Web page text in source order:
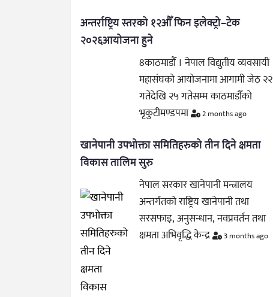
अन्तर्राष्ट्रिय स्तरको १२औँ फिन इलेक्ट्रो–टेक
२०२६आयोजना हुने
8काठमाडौँ । नेपाल विद्युतीय व्यवसायी
महासंघको आयोजनामा आगामी जेठ २२
गतेदेखि २५ गतेसम्म काठमाडौँको
भृकुटीमण्डपमा
2 months ago
खानेपानी उपभोक्ता समितिहरुको तीन दिने क्षमता
विकास तालिम सुरु
नेपाल सरकार खानेपानी मन्त्रालय
अन्तर्गतको राष्ट्रिय खानेपानी तथा
सरसफाइ, अनुसन्धान, नवप्रवर्तन तथा
क्षमता अभिवृद्धि केन्द्र
3 months ago